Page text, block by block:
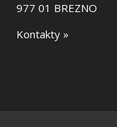
977 01 BREZNO
Kontakty »